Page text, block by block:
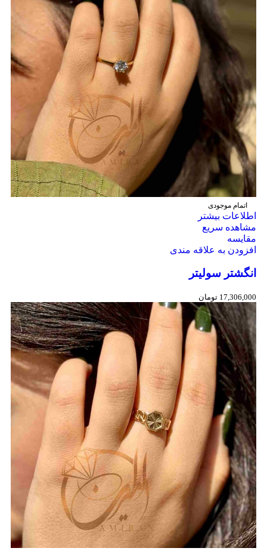
اتمام موجودی
اطلاعات بیشتر
مشاهده سریع
مقایسه
افزودن به علاقه مندی
انگشتر سولیتر
17,306,000 تومان